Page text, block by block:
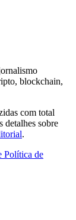
blockchain,
com total
detalhes sobre
.
Política de